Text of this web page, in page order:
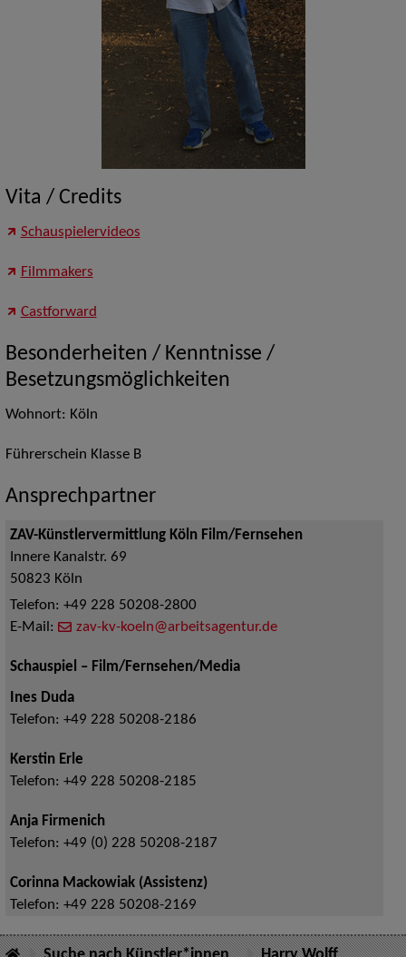
Vita / Credits
Schauspielervideos
Filmmakers
Castforward
Besonderheiten / Kenntnisse /
Besetzungsmöglichkeiten
Wohnort: Köln
Führerschein Klasse B
Ansprechpartner
ZAV-Künstlervermittlung Köln Film/Fernsehen
Innere Kanalstr. 69
50823 Köln
Telefon: +49 228 50208-2800
E-Mail:
zav-kv-koeln@arbeitsagentur.de
Schauspiel – Film/Fernsehen/Media
Ines Duda
Telefon: +49 228 50208-2186
Kerstin Erle
Telefon: +49 228 50208-2185
Anja Firmenich
Telefon: +49 (0) 228 50208-2187
Corinna Mackowiak (Assistenz)
Telefon: +49 228 50208-2169